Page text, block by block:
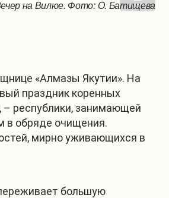
на Вилюе. Фото: О. Батищева
через Вилюй. Фото: О. Батищева
Эвены. Фото: О. Батищева
«Алмазы Якутии». На
праздник коренных
республики, занимающей
в обряде очищения.
мирно уживающихся в
большую